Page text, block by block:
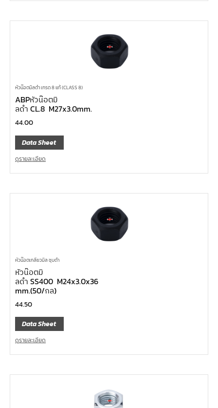
หัวน๊อตมิลดำ เกรด 8 แท้ (CLASS 8)
ABPหัวน๊อตมิ
ลดำ CL.8 M27x3.0mm.
44.00
Data Sheet
ดูรายละเอียด
หัวน๊อตเกลียวมิล ชุบดำ
หัวน๊อตมิ
ลดำ SS400 M24x3.0x36
mm.(50/กล)
44.50
Data Sheet
ดูรายละเอียด